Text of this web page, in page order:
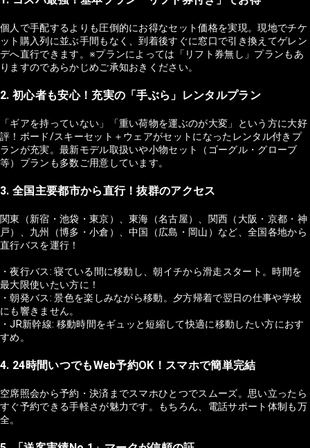
個人で手配するよりも圧倒的にお得なセット価格を実現。現地でチケ
ット購入列に並ぶ手間もなく、到着後すぐに窓口で引き換えてゲレン
デへ直行できます。※プランによっては「リフト券無し」プランもあ
りますのであらかじめご承知おきください。
2. 初心者も安心！充実の「手ぶら」レンタルプラン
「ギアを持っていない」「重い荷物を運ぶのが大変」という方に大好
評！ボード/スキーセット＋ウェアがセットになったレンタル付きプ
ランが充実。最新モデル取扱いや小物セット（ゴーグル・グローブ
等）プランも多数ご用意しています。
3. 全国主要都市から直行！抜群のアクセス
関東（新宿・池袋・東京）、東海（名古屋）、関西（大阪・京都・神
戸）、九州（博多・小倉）、中国（広島・岡山）など、全国各地から
直行バスを運行！
・夜行バス: 寝ている間に移動し、朝イチから滑走スタート。時間を
最大限使いたい方に！
・朝発バス: 景色を楽しみながら移動。夕方帰着で翌日の仕事や学校
にも響きません。
・JR新幹線: 移動時間をギュッと短縮して快適に移動したい方におす
すめ。
4. 24時間いつでもWeb予約OK！スマホで簡単完結
空席照会から予約・決済までスマホひとつでスムーズ。思い立ったら
すぐ予約できる手軽さが魅力です。もちろん、電話サポート体制も万
全。